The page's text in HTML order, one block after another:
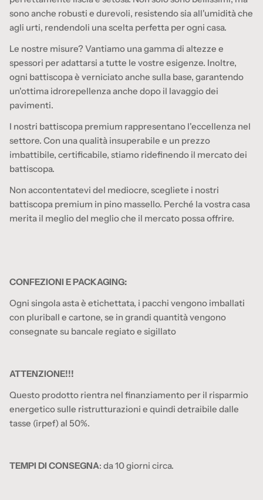
sono anche robusti e durevoli, resistendo sia all'umidità che
agli urti, rendendoli una scelta perfetta per ogni casa.
Le nostre misure? Vantiamo una gamma di altezze e
spessori per adattarsi a tutte le vostre esigenze. Inoltre,
ogni battiscopa è verniciato anche sulla base, garantendo
un'ottima idrorepellenza anche dopo il lavaggio dei
pavimenti.
I nostri battiscopa premium rappresentano l'eccellenza nel
settore. Con una qualità insuperabile e un prezzo
imbattibile, certificabile, stiamo ridefinendo il mercato dei
battiscopa.
Non accontentatevi del mediocre, scegliete i nostri
battiscopa premium in pino massello. Perché la vostra casa
merita il meglio del meglio che il mercato possa offrire.
CONFEZIONI E PACKAGING:
Ogni singola asta è etichettata, i pacchi vengono imballati
con pluriball e cartone, se in grandi quantità vengono
consegnate su bancale regiato e sigillato
ATTENZIONE!!!
Questo prodotto rientra nel finanziamento per il risparmio
energetico sulle ristrutturazioni e quindi detraibile dalle
tasse (irpef) al 50%.
TEMPI DI CONSEGNA: da 10 giorni circa.